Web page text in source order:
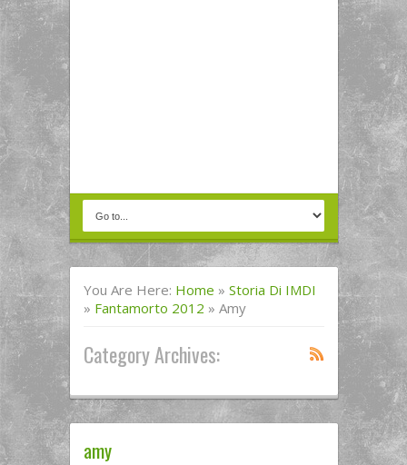
You Are Here: Home » Storia Di IMDI
» Fantamorto 2012 » Amy
Category Archives:
amy